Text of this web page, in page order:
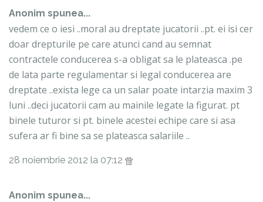
Anonim spunea...
vedem ce o iesi ..moral au dreptate jucatorii ..pt. ei isi cer
doar drepturile pe care atunci cand au semnat
contractele conducerea s-a obligat sa le plateasca .pe
de lata parte regulamentar si legal conducerea are
dreptate ..exista lege ca un salar poate intarzia maxim 3
luni ..deci jucatorii cam au mainile legate la figurat. pt
binele tuturor si pt. binele acestei echipe care si asa
sufera ar fi bine sa se plateasca salariile ..
28 noiembrie 2012 la 07:12
Anonim spunea...